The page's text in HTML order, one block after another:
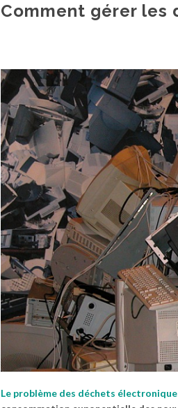
Comment gérer les
Le problème des déchets